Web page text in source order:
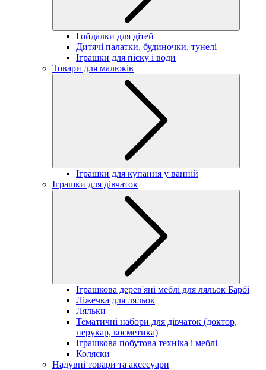
Гойдалки для дітей
Дитячі палатки, будиночки, тунелі
Іграшки для піску і води
Товари для малюків
Іграшки для купання у ванній
Іграшки для дівчаток
Іграшкова дерев'яні меблі для ляльок Барбі
Ліжечка для ляльок
Ляльки
Тематичні набори для дівчаток (доктор,
перукар, косметика)
Іграшкова побутова техніка і меблі
Коляски
Надувні товари та аксесуари